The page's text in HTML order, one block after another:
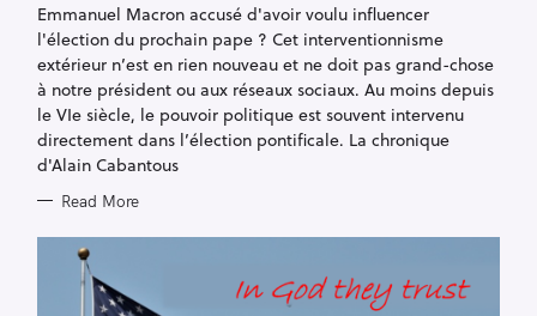
E
S
Emmanuel Macron accusé d'avoir voulu influencer
l'élection du prochain pape ? Cet interventionnisme
extérieur n’est en rien nouveau et ne doit pas grand-chose
à notre président ou aux réseaux sociaux. Au moins depuis
le VIe siècle, le pouvoir politique est souvent intervenu
directement dans l’élection pontificale. La chronique
d'Alain Cabantous
Read More